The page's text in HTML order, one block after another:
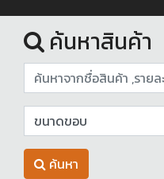
ค้นหาสินค้า
ค้นหา